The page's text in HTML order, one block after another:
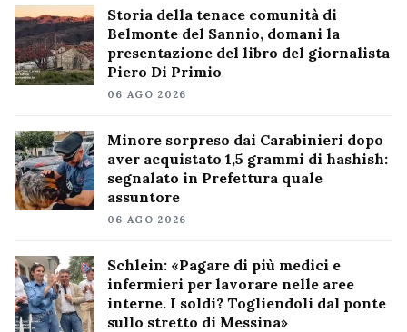
Storia della tenace comunità di
Belmonte del Sannio, domani la
presentazione del libro del giornalista
Piero Di Primio
06 AGO 2026
Minore sorpreso dai Carabinieri dopo
aver acquistato 1,5 grammi di hashish:
segnalato in Prefettura quale
assuntore
06 AGO 2026
Schlein: «Pagare di più medici e
infermieri per lavorare nelle aree
interne. I soldi? Togliendoli dal ponte
sullo stretto di Messina»